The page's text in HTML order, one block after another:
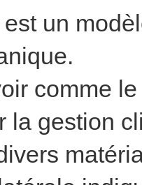
est un
comme
la gestion